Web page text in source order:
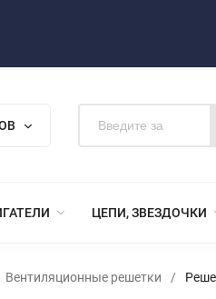
ЦЕПИ, ЗВЕЗДОЧКИ
Вентиляционные решетки /